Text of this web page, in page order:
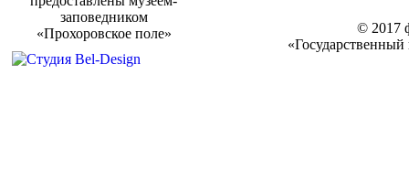
заповедником
«Прохоровское поле»
© 2017